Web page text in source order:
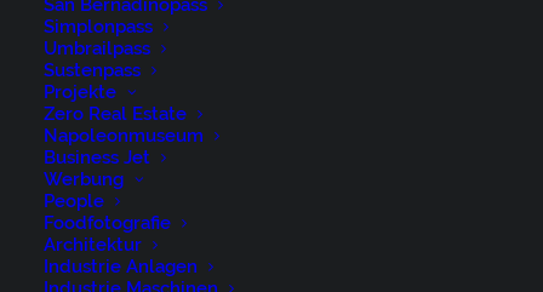
San Bernadinopass
Simplonpass
Umbrailpass
Sustenpass
Projekte
Zero Real Estate
Napoleonmuseum
Business Jet
Werbung
People
Foodfotografie
Architektur
Industrie Anlagen
pass d’alvra
René Niederer Fotografie
Nürigstrasse 4
CH 9107 Urnäsch